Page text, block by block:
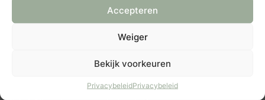
Accepteren
Weiger
Bekijk voorkeuren
PrivacybeleidPrivacybeleid
Al member?log hier in
12 weken voor de bruiloft